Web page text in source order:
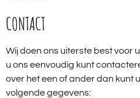
CONTACT
Wij doen ons uiterste best voor
u ons eenvoudig kunt
over het een of ander dan kunt
volgende gegevens: